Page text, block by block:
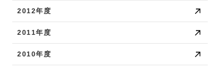
2012年度
2011年度
2010年度